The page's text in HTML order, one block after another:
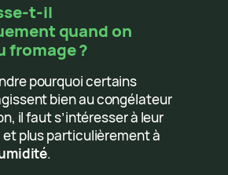
t-il
quand on
fromage ?
pourquoi certains
bien au congélateur
il faut s’intéresser à leur
plus particulièrement à
.